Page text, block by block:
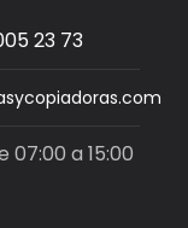
23 73
07:00 a 15:00